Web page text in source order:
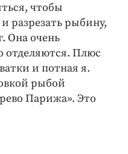
чтобы
разрезать рыбину,
Она очень
отделяются. Плюс
и потная я.
рыбой
Парижа». Это